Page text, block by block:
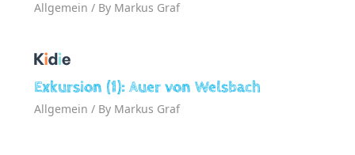
Allgemein / By Markus Graf
Exkursion (1): Auer von Welsbach
Allgemein / By Markus Graf